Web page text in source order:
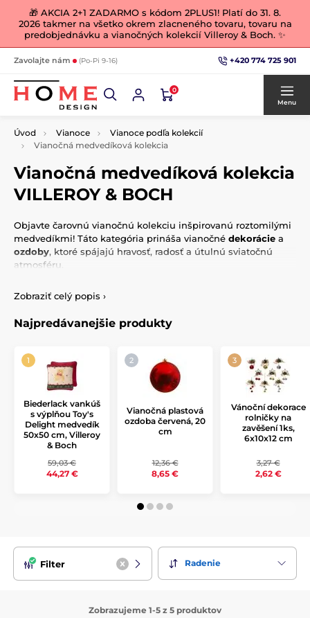
🎁 AKCIA 2+1 ZADARMO s kódom 2PLUS1! Platí do 31. 8.
2026 takmer na všetko okrem zlacneného tovaru, tovaru na
predobjednávku a vianočných kolekcií Villeroy & Boch. ✨
Zavolajte nám (Po-Pi 9-16) +420 774 725 901
0
Menu
Úvod Vianoce
Vianoce podľa kolekcií
Vianočná medvedíková kolekcia
Vianočná medvedíková kolekcia
VILLEROY & BOCH
Objavte čarovnú vianočnú kolekciu inšpirovanú roztomilými
medvedíkmi! Táto kategória prináša vianočné dekorácie a
ozdoby, ktoré spájajú hravosť, radosť a útulnú sviatočnú
atmosféru.
medzi sebou, čím vytvoríte harmonický a veselý vzhľad
sklenených gulí cez originálne ozdoby až po tematické
domova radosť a kúzlo Vianoc.
Vneste do sviatočných dní hravú a veselú atmosféru s touto
medvedíkovou kolekciou, ktorá poteší celú rodinu a dodá
vašim Vianociam jedinečný šarm!
Zobraziť celý popis ›
Najpredávanejšie produkty
Biederlack vankúš
s výplňou Toy's
Delight medvedík
50x50 cm, Villeroy
& Boch
59,03 €
44,27 €
Vianočná plastová
ozdoba červená, 20
cm
12,36 €
8,65 €
Vánoční dekorace
rolničky na
zavěšení 1ks,
6x10x12 cm
3,27 €
2,62 €
Filter Radenie
Zobrazujeme 1-5 z 5 produktov